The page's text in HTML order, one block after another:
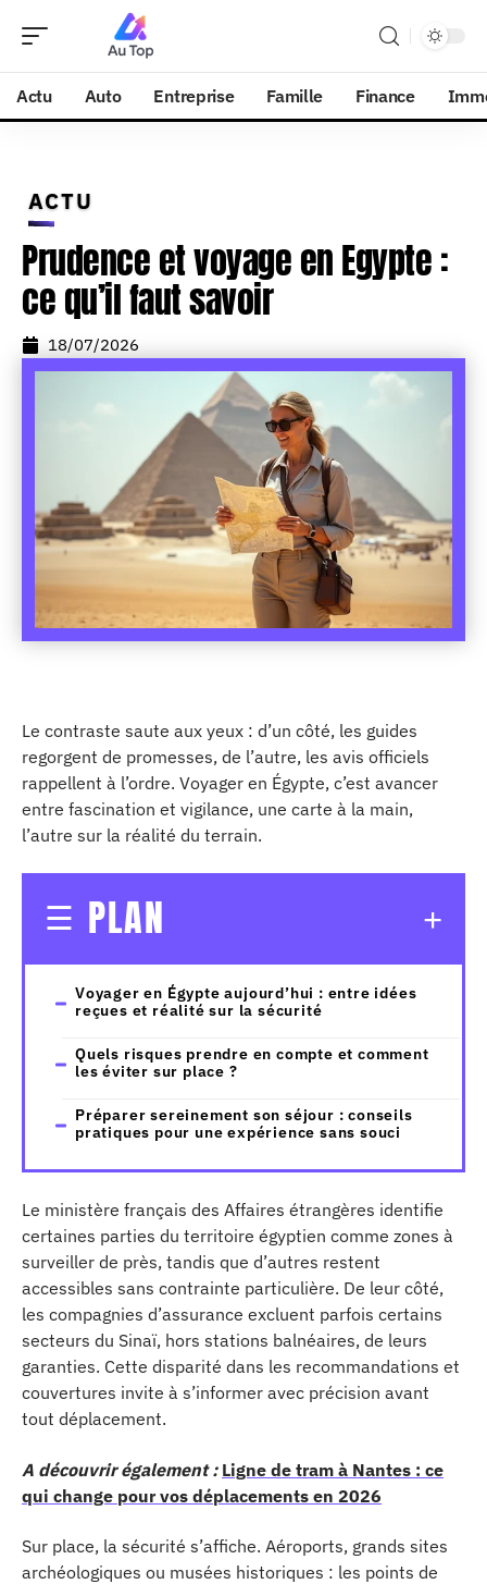
Actu Auto Entreprise Famille Finance
ACTU
Prudence et voyage en Egypte :
ce qu’il faut savoir
18/07/2026
Le contraste saute aux yeux : d’un côté, les guides
regorgent de promesses, de l’autre, les avis officiels
rappellent à l’ordre. Voyager en Égypte, c’est avancer
entre fascination et vigilance, une carte à la main,
l’autre sur la réalité du terrain.
PLAN
Voyager en Égypte aujourd’hui : entre idées
reçues et réalité sur la sécurité
Quels risques prendre en compte et comment
les éviter sur place ?
Préparer sereinement son séjour : conseils
pratiques pour une expérience sans souci
Le ministère français des Affaires étrangères identifie
certaines parties du territoire égyptien comme zones à
surveiller de près, tandis que d’autres restent
accessibles sans contrainte particulière. De leur côté,
les compagnies d’assurance excluent parfois certains
secteurs du Sinaï, hors stations balnéaires, de leurs
garanties. Cette disparité dans les recommandations et
couvertures invite à s’informer avec précision avant
tout déplacement.
A découvrir également : Ligne de tram à Nantes : ce
qui change pour vos déplacements en 2026
Sur place, la sécurité s’affiche. Aéroports, grands sites
archéologiques ou musées historiques : les points de